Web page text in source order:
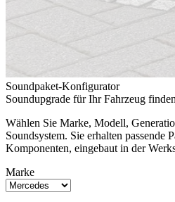
Soundpaket-Konfigurator
Soundupgrade für Ihr Fahrzeug
Wählen Sie Marke, Modell,
Soundsystem. Sie erhalten passende
Komponenten, eingebaut in der
Marke